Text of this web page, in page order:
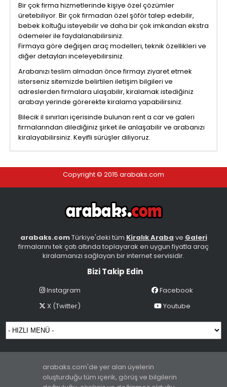
Bir çok firma hizmetlerinde kişiye özel çözümler
üretebiliyor. Bir çok firmadan özel şöför talep edebilir,
bebek koltuğu isteyebilir ve daha bir çok imkandan ekstra
ödemeler ile faydalanabilirsiniz.
Firmaya göre değişen araç modelleri, teknik özellikleri ve
diğer detayları inceleyebilirsiniz.
Arabanızı teslim almadan önce firmayı ziyaret etmek
isterseniz sitemizde belirtilen iletişim bilgileri ve
adreslerden firmalara ulaşabilir, kiralamak istediğiniz
arabayı yerinde görerekte kiralama yapabilirsiniz.
Bilecik il sınırları içerisinde bulunan rent a car ve galeri
firmalarından dilediğiniz şirket ile anlaşabilir ve arabanızı
kiralayabilirsiniz. Keyifli sürüşler diliyoruz.
Copyright © 2015 arabaks.com
arabaks.comTürkiye'deki tüm Kiralık Araba ve Galeri
firmalarını tek çatı altında toplayarak en uygun fiyatla araç
kiralamanızı sağlayan bir internet servisidir.
Bizi Takip Edin
Instagram
Facebook
X (Twitter)
Youtube
arabaks.com'de yer alan üyelerin
oluşturduğu tüm içerik, görüş ve bilgilerin